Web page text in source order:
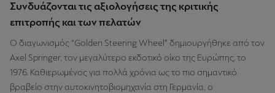
Συνδυάζονται τις αξιολογήσεις της κριτικής
επιτροπής και των πελατών
Ο διαγωνισμός “Golden Steering Wheel” δημιουργήθηκε από τον
Axel Springer, τον μεγαλύτερο εκδοτικό οίκο της Ευρώπης, το
1976. Καθιερωμένος για πολλά χρόνια ως το πιο σημαντικό
βραβείο στην αυτοκινητοβιομηχανία στη Γερμανία, ο